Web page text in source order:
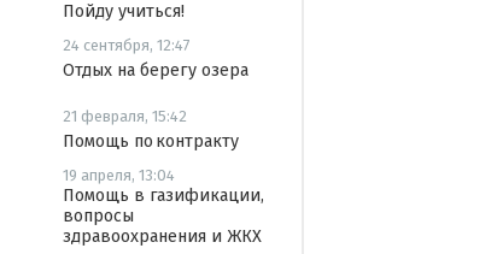
Пойду учиться!
24 сентября, 12:47
Отдых на берегу озера
21 февраля, 15:42
Помощь по контракту
19 апреля, 13:04
Помощь в газификации,
вопросы
здравоохранения и ЖКХ